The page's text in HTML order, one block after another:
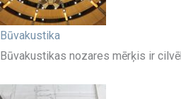
Būvakustika
Būvakustikas nozares mērķis ir